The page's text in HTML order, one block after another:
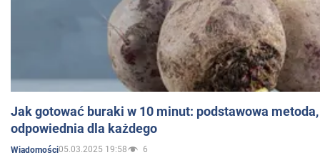
Jak gotować buraki w 10 minut: podstawowa
odpowiednia dla każdego
Wiadomości05.03.2025 19:58 6